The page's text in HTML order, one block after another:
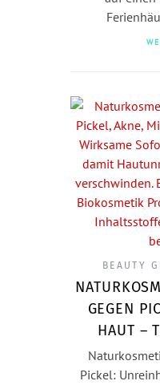
BEAUTY
GEGEN
HAUT –
Pickel: